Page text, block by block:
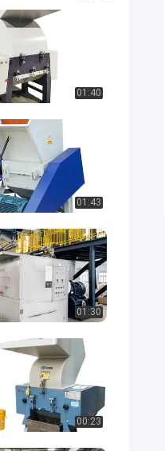
01:40
01:43
01:30
00:23